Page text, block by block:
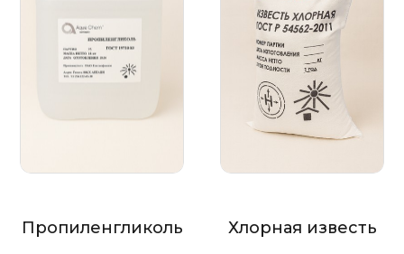
Пропиленгликоль Хлорная известь